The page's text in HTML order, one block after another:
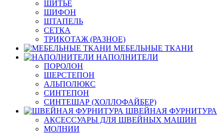
ШИТЬЕ
ШИФОН
ШТАПЕЛЬ
СЕТКА
ТРИКОТАЖ (РАЗНОЕ)
МЕБЕЛЬНЫЕ ТКАНИ
НАПОЛНИТЕЛИ
ПОРОЛОН
ШЕРСТЕПОН
АЛЬПОЛЮКС
СИНТЕПОН
СИНТЕШАР (ХОЛЛОФАЙБЕР)
ШВЕЙНАЯ ФУРНИТУРА
АКСЕССУАРЫ ДЛЯ ШВЕЙНЫХ МАШИН
МОЛНИИ